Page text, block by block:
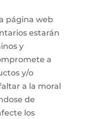
página web
estarán
y
a
y/o
a la moral
de
los